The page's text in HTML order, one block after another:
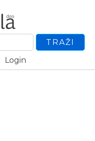
TRAŽI
Login